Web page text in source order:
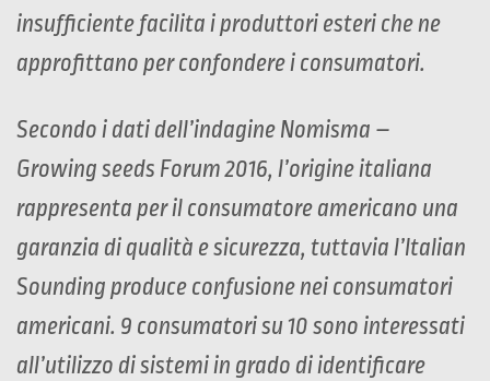
insufficiente facilita i produttori esteri che ne
approfittano per confondere i consumatori.
Secondo i dati dell’indagine Nomisma –
Growing seeds Forum 2016, l’origine italiana
rappresenta per il consumatore americano una
garanzia di qualità e sicurezza, tuttavia l’Italian
Sounding produce confusione nei consumatori
americani. 9 consumatori su 10 sono interessati
all’utilizzo di sistemi in grado di identificare